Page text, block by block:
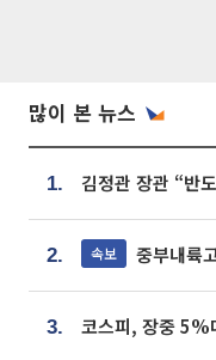
많이 본 뉴스
1.
2. 속보 중부내륙
3.